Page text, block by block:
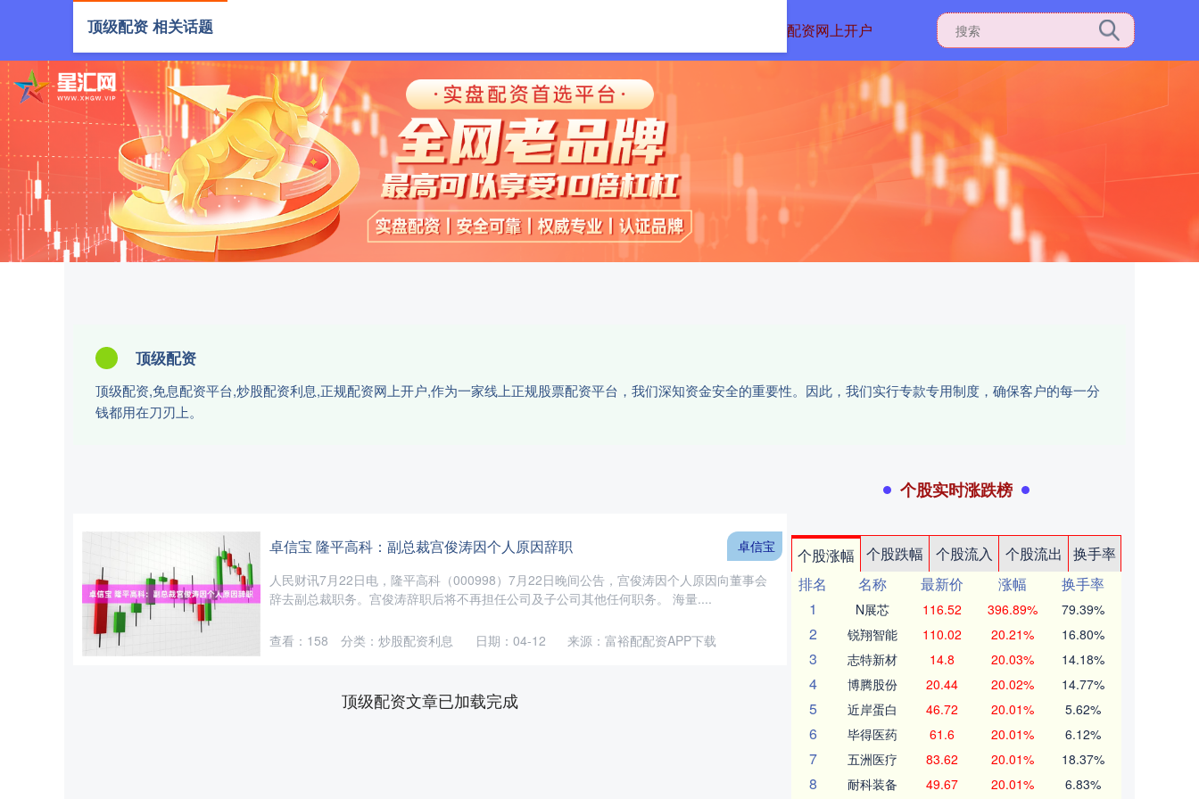
正规配资网上开户
顶级配资
顶级配资,免息配资平台,炒股配资利息,正规配资网上开户,作为一家线上正规股票配资平台，我们深知资金安全的重要性。因此，我们实行专款专用制度，确保客户的每一分
钱都用在刀刃上。
顶级配资 相关话题
卓信宝 隆平高科：副总裁宫俊涛因个人原因辞职
人民财讯7月22日电，隆平高科（000998）7月22日晚间公告，宫俊涛因个人原因向董事会
辞去副总裁职务。宫俊涛辞职后将不再担任公司及子公司其他任何职务。 海量....
卓信宝
日期：04-12 来源：富裕配配资APP下载
查看： 158 分类： 炒股配资利息
顶级配资文章已加载完成
个股实时涨跌榜
个股涨幅 个股跌幅 个股流入 个股流出
换手率
排名
名称 最新价 涨幅
换手率
1
N展芯 116.52 396.89% 79.39%
2 锐翔智能 110.02 20.21% 16.80%
3 志特新材 14.8 20.03% 14.18%
4 博腾股份 20.44 20.02% 14.77%
5 近岸蛋白 46.72 20.01% 5.62%
6 毕得医药 61.6 20.01% 6.12%
7 五洲医疗 83.62 20.01% 18.37%
8 耐科装备 49.67 20.01% 6.83%